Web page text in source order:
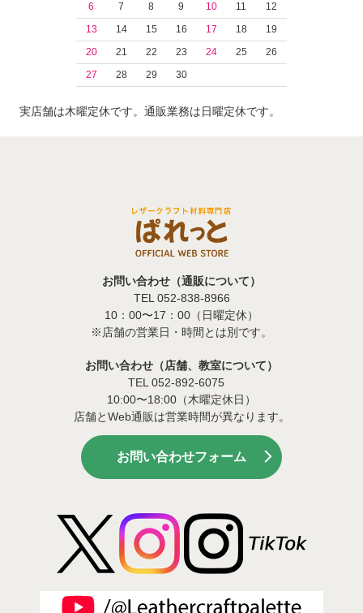
6
7 8 9 10 11
12
13
14 15 16 17 18
19
20
21 22 23 24 25
26
27
28 29 30
実店舗は木曜定休です。通販業務は日曜定休です。
お問い合わせ（通販について）
TEL 052-838-8966
10：00〜17：00（日曜定休）
※店舗の営業日・時間とは別です。
お問い合わせ（店舗、教室について）
TEL 052-892-6075
10:00〜18:00（木曜定休日）
店舗とWeb通販は営業時間が異なります。
お問い合わせフォーム